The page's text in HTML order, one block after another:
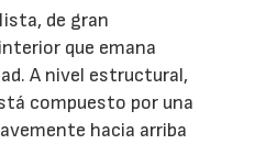
de gran
que emana
A nivel estructural,
compuesto por una
hacia arriba